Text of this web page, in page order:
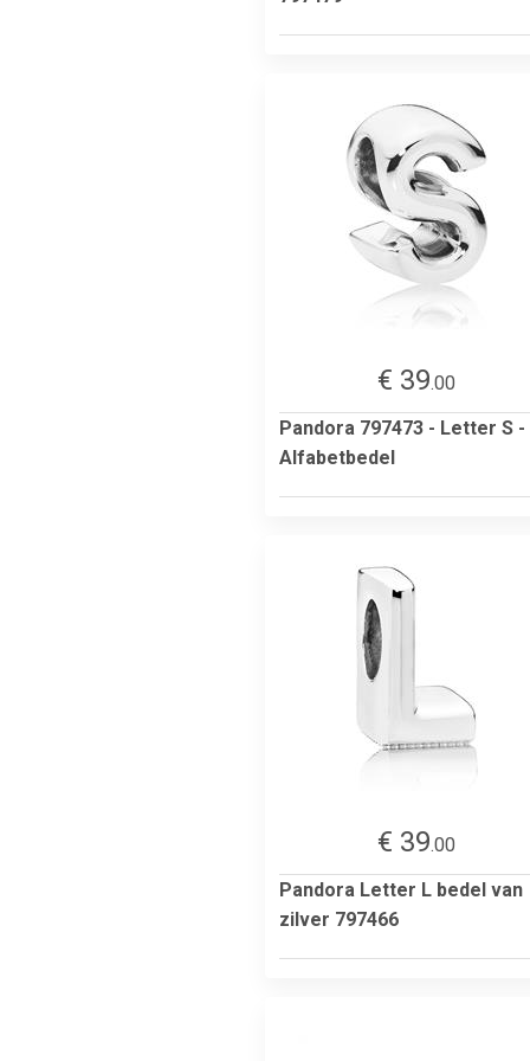
€ 39.00
Pandora 797473 - Letter S -
Alfabetbedel
€ 39.00
Pandora Letter L bedel van
zilver 797466